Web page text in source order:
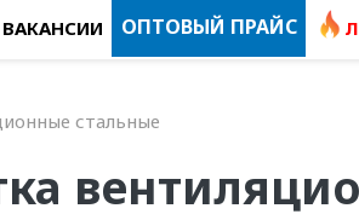
ВАКАНСИИ ОПТОВЫЙ ПРАЙС
стальные